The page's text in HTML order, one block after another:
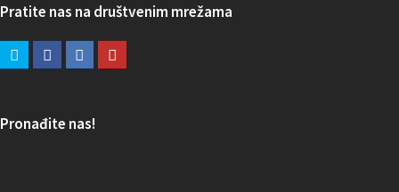
Pratite nas na društvenim mrežama
Pronađite nas!